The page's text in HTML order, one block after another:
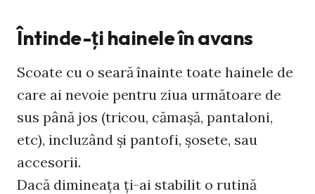
Întinde-ţi hainele în avans
Scoate cu o seară înainte toate hainele de
care ai nevoie pentru ziua următoare de
sus până jos (tricou, cămaşă, pantaloni,
etc), incluzând şi pantofi, şosete, sau
accesorii.
Dacă dimineaţa ţi-ai stabilit o rutină